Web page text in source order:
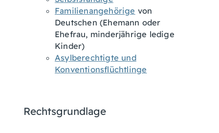
Familienangehörige von
Deutschen (Ehemann oder
Ehefrau, minderjährige ledige
Kinder)
Asylberechtigte und
Konventionsflüchtlinge
Rechtsgrundlage